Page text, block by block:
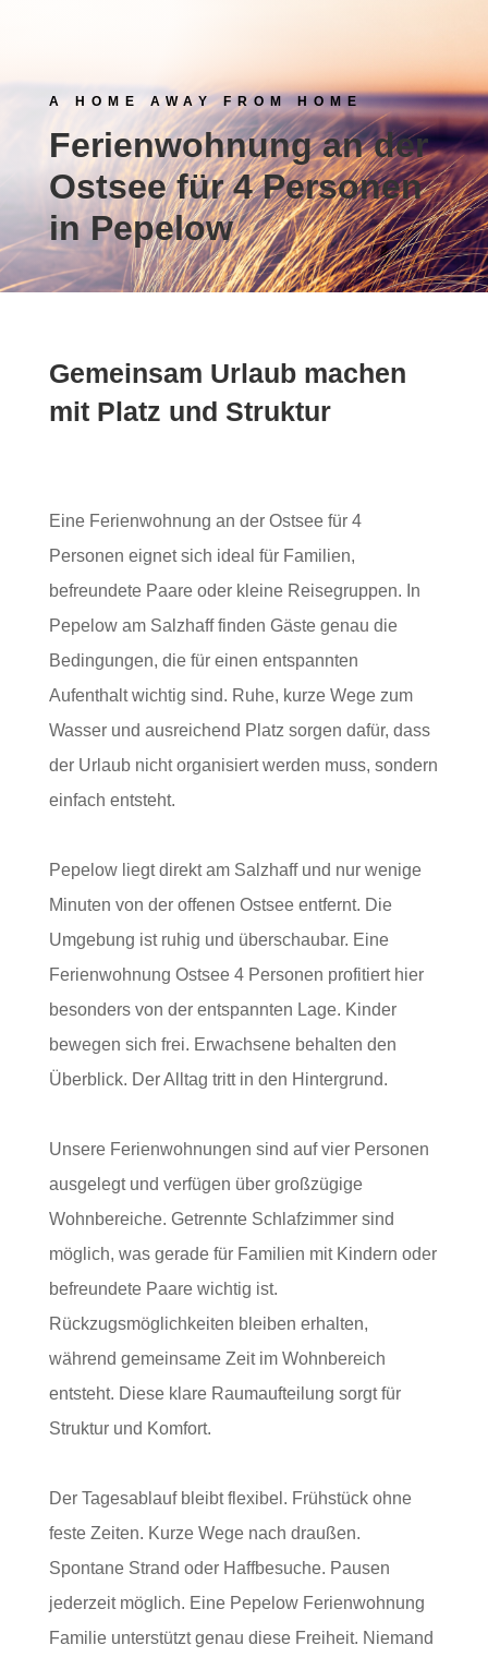
A HOME AWAY FROM HOME
Ferienwohnung an der
Ostsee für 4 Personen
in Pepelow
Gemeinsam Urlaub machen
mit Platz und Struktur
Eine Ferienwohnung an der Ostsee für 4
Personen eignet sich ideal für Familien,
befreundete Paare oder kleine Reisegruppen. In
Pepelow am Salzhaff finden Gäste genau die
Bedingungen, die für einen entspannten
Aufenthalt wichtig sind. Ruhe, kurze Wege zum
Wasser und ausreichend Platz sorgen dafür, dass
der Urlaub nicht organisiert werden muss, sondern
einfach entsteht.
Pepelow liegt direkt am Salzhaff und nur wenige
Minuten von der offenen Ostsee entfernt. Die
Umgebung ist ruhig und überschaubar. Eine
Ferienwohnung Ostsee 4 Personen profitiert hier
besonders von der entspannten Lage. Kinder
bewegen sich frei. Erwachsene behalten den
Überblick. Der Alltag tritt in den Hintergrund.
Unsere Ferienwohnungen sind auf vier Personen
ausgelegt und verfügen über großzügige
Wohnbereiche. Getrennte Schlafzimmer sind
möglich, was gerade für Familien mit Kindern oder
befreundete Paare wichtig ist.
Rückzugsmöglichkeiten bleiben erhalten,
während gemeinsame Zeit im Wohnbereich
entsteht. Diese klare Raumaufteilung sorgt für
Struktur und Komfort.
Der Tagesablauf bleibt flexibel. Frühstück ohne
feste Zeiten. Kurze Wege nach draußen.
Spontane Strand oder Haffbesuche. Pausen
jederzeit möglich. Eine Pepelow Ferienwohnung
Familie unterstützt genau diese Freiheit. Niemand